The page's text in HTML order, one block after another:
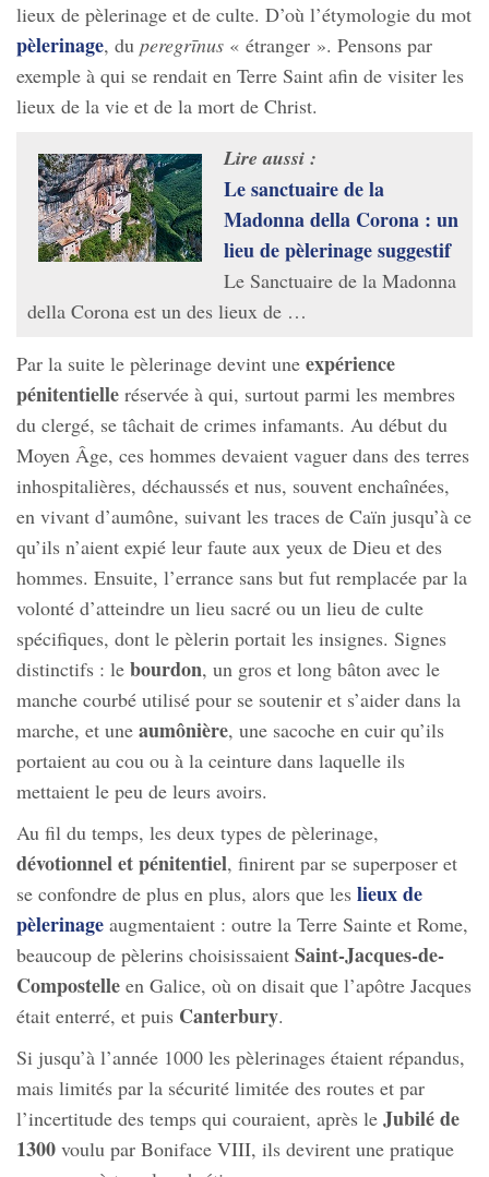
lieux de pèlerinage et de culte. D’où l’étymologie du mot
pèlerinage, du peregrīnus « étranger ». Pensons par
exemple à qui se rendait en Terre Saint afin de visiter les
lieux de la vie et de la mort de Christ.
Lire aussi :
Le sanctuaire de la
Madonna della Corona : un
lieu de pèlerinage suggestif
Le Sanctuaire de la Madonna
della Corona est un des lieux de …
Par la suite le pèlerinage devint une expérience
pénitentielle réservée à qui, surtout parmi les membres
du clergé, se tâchait de crimes infamants. Au début du
Moyen Âge, ces hommes devaient vaguer dans des terres
inhospitalières, déchaussés et nus, souvent enchaînées,
en vivant d’aumône, suivant les traces de Caïn jusqu’à ce
qu’ils n’aient expié leur faute aux yeux de Dieu et des
hommes. Ensuite, l’errance sans but fut remplacée par la
volonté d’atteindre un lieu sacré ou un lieu de culte
spécifiques, dont le pèlerin portait les insignes. Signes
distinctifs : le bourdon, un gros et long bâton avec le
manche courbé utilisé pour se soutenir et s’aider dans la
marche, et une aumônière, une sacoche en cuir qu’ils
portaient au cou ou à la ceinture dans laquelle ils
mettaient le peu de leurs avoirs.
Au fil du temps, les deux types de pèlerinage,
dévotionnel et pénitentiel, finirent par se superposer et
se confondre de plus en plus, alors que les lieux de
pèlerinage augmentaient : outre la Terre Sainte et Rome,
beaucoup de pèlerins choisissaient Saint-Jacques-de-
Compostelle en Galice, où on disait que l’apôtre Jacques
était enterré, et puis Canterbury.
Si jusqu’à l’année 1000 les pèlerinages étaient répandus,
mais limités par la sécurité limitée des routes et par
l’incertitude des temps qui couraient, après le Jubilé de
1300 voulu par Boniface VIII, ils devirent une pratique